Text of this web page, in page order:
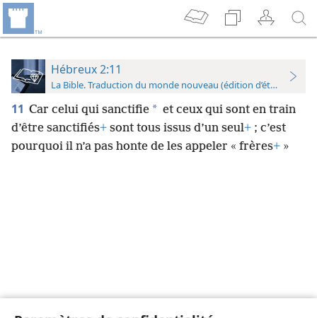
Hébreux 2:11
La Bible. Traduction du monde nouveau (édition d’étude)
11 Car celui qui sanctifie * et ceux qui sont en train
d’être sanctifiés+ sont tous issus d’un seul+ ; c’est
pourquoi il n’a pas honte de les appeler « frères+ »